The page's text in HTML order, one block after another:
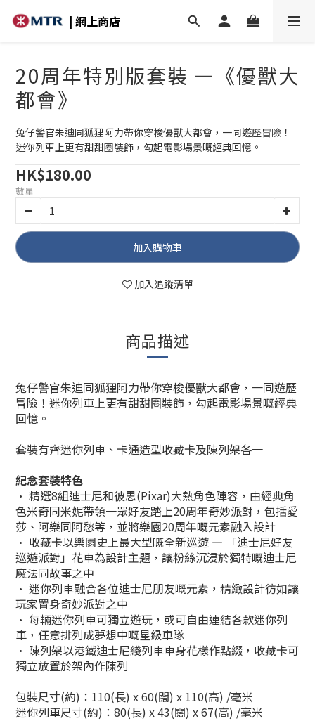
| 網上商店
20周年特別版套裝 —《優獸大
都會》
兔仔警官朱迪同狐狸阿力帶你穿梭優獸大都會，一同遊歷冒險！
迷你列車上更有甜甜圈裝飾，勾起電影場景嘅經典回憶。
HK$180.00
數量
加入購物車
加入追蹤清單
商品描述
兔仔警官朱迪同狐狸阿力帶你穿梭優獸大都會，一同遊歷
冒險！迷你列車上更有甜甜圈裝飾，勾起電影場景嘅經典
回憶。
套裝有齊迷你列車、卡通造型收藏卡及陳列架各一
紀念套裝特色
• 精選8組迪士尼和彼思(Pixar)大熱角色陣容，由經典角
色米奇同米妮帶領一眾好友踏上20周年奇妙派對，包括愛
莎、阿樂同阿愁等，並將樂園20周年嘅元素融入設計
• 收藏卡以樂園史上最大型嘅全新巡遊 — 「迪士尼好友
巡遊派對」花車為設計主題，讓粉絲沉浸於獨特嘅迪士尼
魔法同故事之中
• 迷你列車融合各位迪士尼朋友嘅元素，精緻設計彷如讓
玩家置身奇妙派對之中
• 每輛迷你列車可獨立遊玩，或可自由連結各款迷你列
車，任意排列成夢想中嘅星級車隊
• 陳列架以港鐵迪士尼綫列車車身花樣作點綴，收藏卡可
獨立放置於架內作陳列
包裝尺寸(約)：110(長) x 60(闊) x 110(高) /毫米
迷你列車尺寸(約)：80(長) x 43(闊) x 67(高) /毫米